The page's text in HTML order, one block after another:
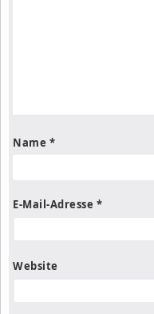
Name *
E-Mail-Adresse *
Website